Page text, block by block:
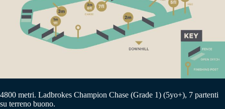
4800 metri. Ladbrokes Champion Chase (Grade 1) (5yo+), 7 partenti
su terreno buono.